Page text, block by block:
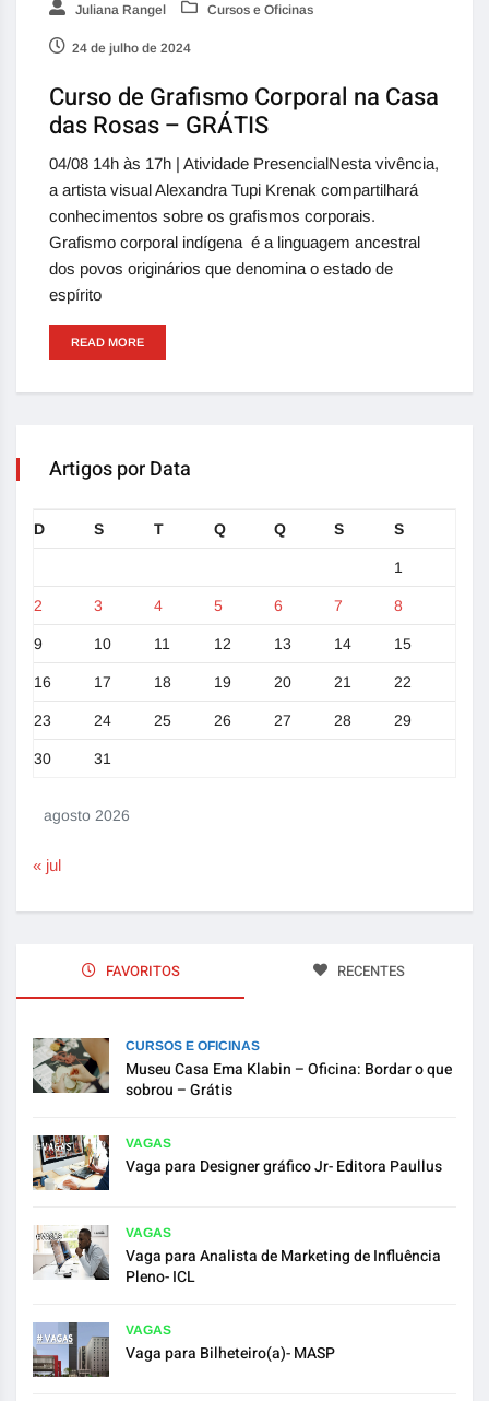
Juliana Rangel Cursos e Oficinas
24 de julho de 2024
Curso de Grafismo Corporal na Casa
das Rosas – GRÁTIS
04/08 14h às 17h | Atividade PresencialNesta vivência,
a artista visual Alexandra Tupi Krenak compartilhará
conhecimentos sobre os grafismos corporais.
Grafismo corporal indígena é a linguagem ancestral
dos povos originários que denomina o estado de
espírito
READ MORE
Artigos por Data
agosto 2026
D S T Q Q S S
1
2 3 4 5 6 7 8
9 10 11 12 13 14 15
16 17 18 19 20 21 22
23 24 25 26 27 28 29
30 31
« jul
FAVORITOS RECENTES
CURSOS E OFICINAS
Museu Casa Ema Klabin – Oficina: Bordar o que
sobrou – Grátis
VAGAS
Vaga para Designer gráfico Jr- Editora Paullus
VAGAS
Vaga para Analista de Marketing de Influência
Pleno- ICL
VAGAS
Vaga para Bilheteiro(a)- MASP